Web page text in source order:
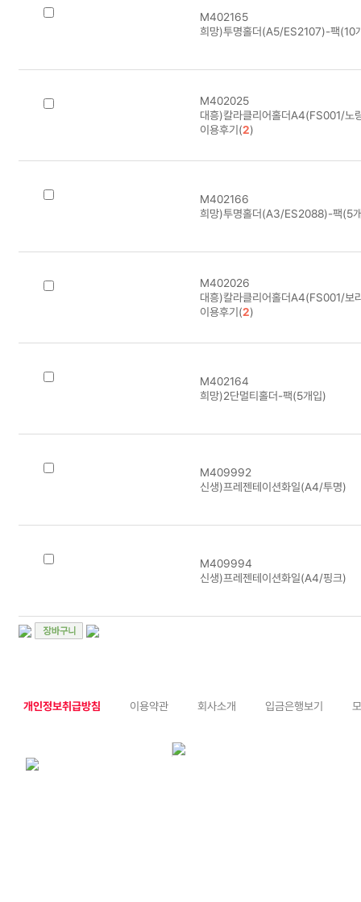
M402165
희망)투명홀더(A5/ES2107)-팩
M402025
대흥)칼라클리어홀더A4(FS001/노
이용후기(2)
M402166
희망)투명홀더(A3/ES2088)-팩(5
M402026
대흥)칼라클리어홀더A4(FS001/보
이용후기(2)
M402164
희망)2단멀티홀더-팩(5개입)
M409992
신생)프레젠테이션화일(A4/투명)
M409994
신생)프레젠테이션화일(A4/핑크)
개인정보취급방침 이용약관 회사소개 입금은행보기